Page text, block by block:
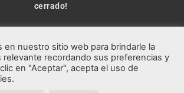
cerrado!
| Copyright 2021 © Todos los derechos
en nuestro sitio web para brindarle la
relevante recordando sus preferencias y
en "Aceptar", acepta el uso de